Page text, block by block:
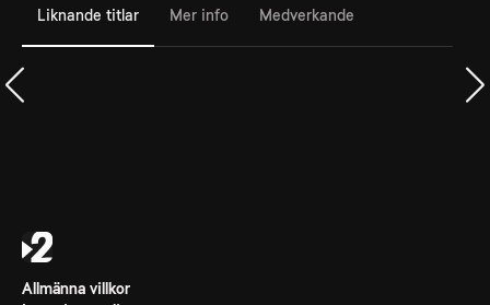
Liknande titlar Mer info Medverkande
Allmänna villkor